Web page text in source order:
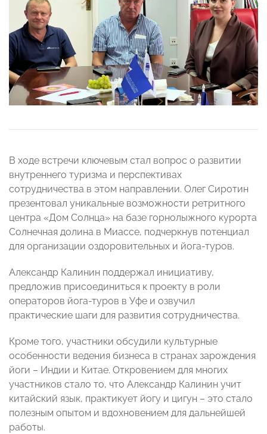
В ходе встречи ключевым стал вопрос о развитии
внутреннего туризма и перспективах
сотрудничества в этом направлении. Олег Сиротин
презентовал уникальные возможности ретритного
центра «Дом Солнца» на базе горнолыжного курорта
Солнечная долина в Миассе, подчеркнув потенциал
для организации оздоровительных и йога-туров.
Александр Калинин поддержал инициативу,
предложив присоединиться к проекту в роли
операторов йога-туров в Уфе и озвучил
практические шаги для развития сотрудничества.
Кроме того, участники обсудили культурные
особенности ведения бизнеса в странах зарождения
йоги – Индии и Китае. Откровением для многих
участников стало то, что Александр Калинин учит
китайский язык, практикует йогу и цигун – это стало
полезным опытом и вдохновением для дальнейшей
работы.